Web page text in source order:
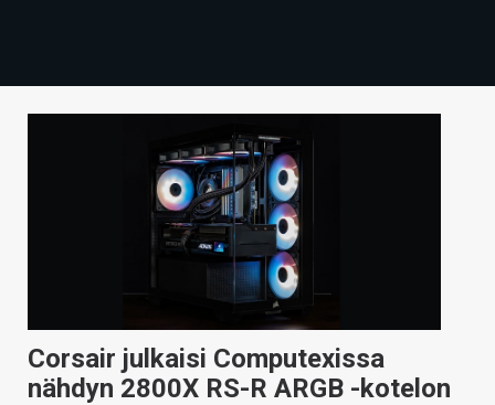
TECHBBS
HAKU
Corsair julkaisi Computexissa
nähdyn 2800X RS-R ARGB -kotelon